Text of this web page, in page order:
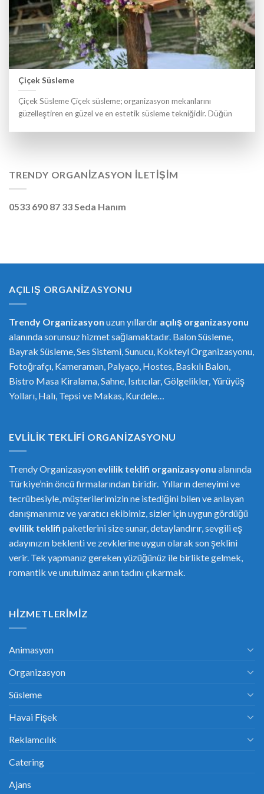
Çiçek Süsleme
Çiçek Süsleme Çiçek süsleme; organizasyon mekanlarını
güzelleştiren en güzel ve en estetik süsleme tekniğidir. Düğün
TRENDY ORGANIZASYON İLETIŞIM
0533 690 87 33 Seda Hanım
AÇILIŞ ORGANIZASYONU
Trendy Organizasyon uzun yıllardır açılış organizasyonu
alanında sorunsuz hizmet sağlamaktadır. Balon Süsleme,
Bayrak Süsleme, Ses Sistemi, Sunucu, Kokteyl Organizasyonu,
Fotoğrafçı, Kameraman, Palyaço, Hostes, Baskılı Balon,
Bistro Masa Kiralama, Sahne, Isıtıcılar, Gölgelikler, Yürüyüş
Yolları, Halı, Tepsi ve Makas, Kurdele…
EVLILIK TEKLIFI ORGANIZASYONU
Trendy Organizasyon evlilik teklifi organizasyonu alanında
Türkiye’nin öncü firmalarından biridir. Yılların deneyimi ve
tecrübesiyle, müşterilerimizin ne istediğini bilen ve anlayan
danışmanımız ve yaratıcı ekibimiz, sizler için uygun gördüğü
evlilik teklifi paketlerini size sunar, detaylandırır, sevgili eş
adayınızın beklenti ve zevklerine uygun olarak son şeklini
verir. Tek yapmanız gereken yüzüğünüz ile birlikte gelmek,
romantik ve unutulmaz anın tadını çıkarmak.
HIZMETLERIMIZ
Animasyon
Organizasyon
Süsleme
Havai Fişek
Reklamcılık
Catering
Ajans